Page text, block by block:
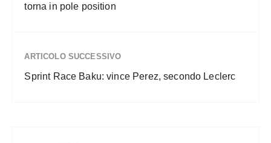
torna in pole position
ARTICOLO SUCCESSIVO
Sprint Race Baku: vince Perez, secondo Leclerc